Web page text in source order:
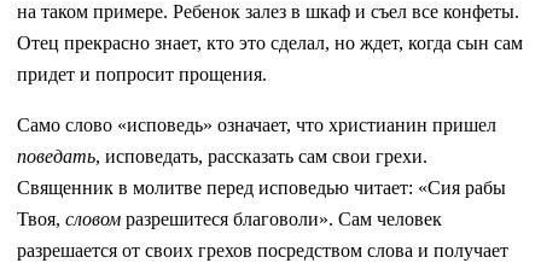
на таком примере. Ребенок залез в шкаф и съел все конфеты.
Отец прекрасно знает, кто это сделал, но ждет, когда сын сам
придет и попросит прощения.
Само слово «исповедь» означает, что христианин пришел
поведать, исповедать, рассказать сам свои грехи.
Священник в молитве перед исповедью читает: «Сия рабы
Твоя, словом разрешитеся благоволи». Сам человек
разрешается от своих грехов посредством слова и получает